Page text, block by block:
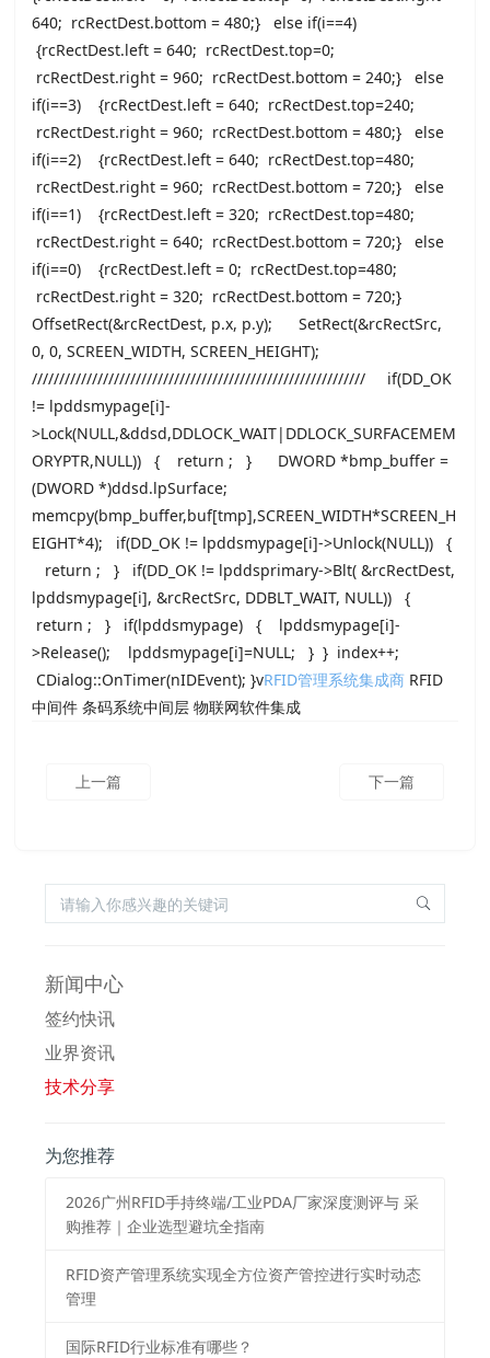
640; rcRectDest.bottom = 480;} else if(i==4)
{rcRectDest.left = 640; rcRectDest.top=0;
rcRectDest.right = 960; rcRectDest.bottom = 240;} else
if(i==3) {rcRectDest.left = 640; rcRectDest.top=240;
rcRectDest.right = 960; rcRectDest.bottom = 480;} else
if(i==2) {rcRectDest.left = 640; rcRectDest.top=480;
rcRectDest.right = 960; rcRectDest.bottom = 720;} else
if(i==1) {rcRectDest.left = 320; rcRectDest.top=480;
rcRectDest.right = 640; rcRectDest.bottom = 720;} else
if(i==0) {rcRectDest.left = 0; rcRectDest.top=480;
rcRectDest.right = 320; rcRectDest.bottom = 720;}
OffsetRect(&rcRectDest, p.x, p.y); SetRect(&rcRectSrc,
0, 0, SCREEN_WIDTH, SCREEN_HEIGHT);
///////////////////////////////////////////////////////////// if(DD_OK
!= lpddsmypage[i]-
>Lock(NULL,&ddsd,DDLOCK_WAIT|DDLOCK_SURFACEMEM
ORYPTR,NULL)) { return ; } DWORD *bmp_buffer =
(DWORD *)ddsd.lpSurface;
memcpy(bmp_buffer,buf[tmp],SCREEN_WIDTH*SCREEN_H
EIGHT*4); if(DD_OK != lpddsmypage[i]->Unlock(NULL)) {
return ; } if(DD_OK != lpddsprimary->Blt( &rcRectDest,
lpddsmypage[i], &rcRectSrc, DDBLT_WAIT, NULL)) {
return ; } if(lpddsmypage) { lpddsmypage[i]-
>Release(); lpddsmypage[i]=NULL; } } index++;
CDialog::OnTimer(nIDEvent); }vRFID管理系统集成商 RFID
中间件 条码系统中间层 物联网软件集成
上一篇 下一篇
新闻中心
签约快讯
业界资讯
技术分享
为您推荐
2026⼴州RFID⼿持终端/⼯业PDA⼚家深度测评与 采
购推荐｜企业选型避坑全指南
RFID资产管理系统实现全方位资产管控进行实时动态
管理
国际RFID行业标准有哪些？